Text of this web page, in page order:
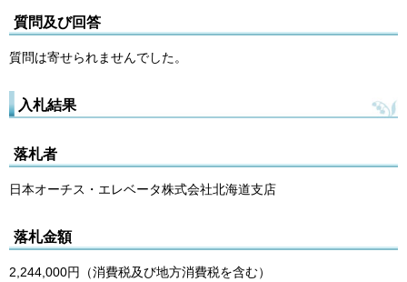
質問及び回答
質問は寄せられませんでした。
入札結果
落札者
日本オーチス・エレベータ株式会社北海道支店
落札金額
2,244,000円（消費税及び地方消費税を含む）